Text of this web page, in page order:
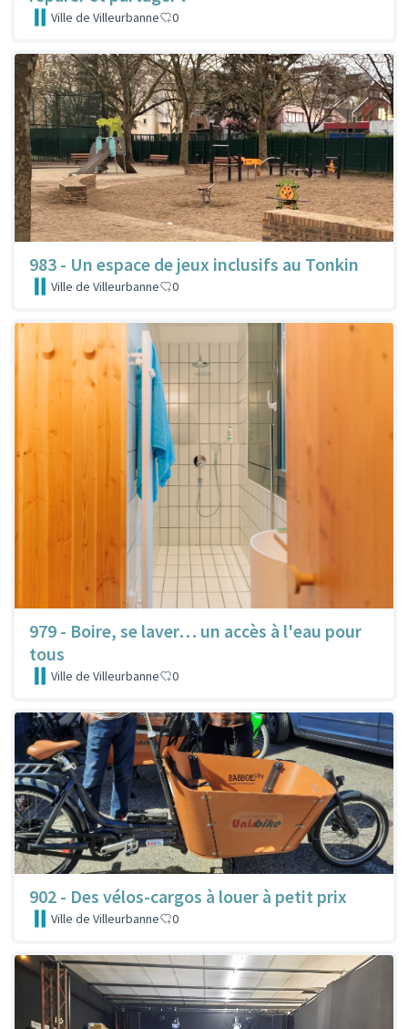
Ville de Villeurbanne 0
983 - Un espace de jeux inclusifs au Tonkin
Ville de Villeurbanne 0
979 - Boire, se laver… un accès à l'eau pour
tous
Ville de Villeurbanne 0
902 - Des vélos-cargos à louer à petit prix
Ville de Villeurbanne 0